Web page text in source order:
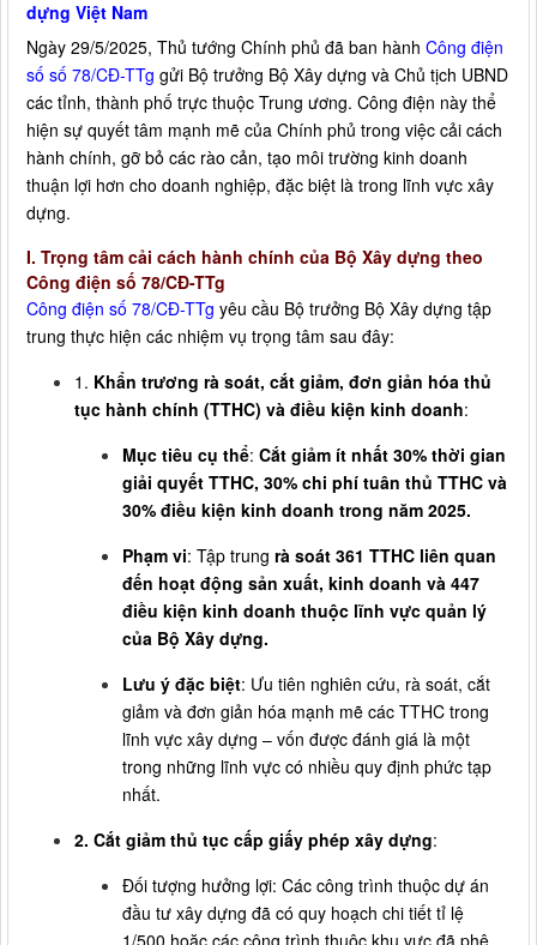
dựng Việt Nam
Ngày 29/5/2025, Thủ tướng Chính phủ đã ban hành Công điện
số số 78/CĐ-TTg gửi Bộ trưởng Bộ Xây dựng và Chủ tịch UBND
các tỉnh, thành phố trực thuộc Trung ương. Công điện này thể
hiện sự quyết tâm mạnh mẽ của Chính phủ trong việc cải cách
hành chính, gỡ bỏ các rào cản, tạo môi trường kinh doanh
thuận lợi hơn cho doanh nghiệp, đặc biệt là trong lĩnh vực xây
dựng.
I. Trọng tâm cải cách hành chính của Bộ Xây dựng theo
Công điện số 78/CĐ-TTg
Công điện số 78/CĐ-TTg yêu cầu Bộ trưởng Bộ Xây dựng tập
trung thực hiện các nhiệm vụ trọng tâm sau đây:
1. Khẩn trương rà soát, cắt giảm, đơn giản hóa thủ
tục hành chính (TTHC) và điều kiện kinh doanh:
Mục tiêu cụ thể: Cắt giảm ít nhất 30% thời gian
giải quyết TTHC, 30% chi phí tuân thủ TTHC và
30% điều kiện kinh doanh trong năm 2025.
Phạm vi: Tập trung rà soát 361 TTHC liên quan
đến hoạt động sản xuất, kinh doanh và 447
điều kiện kinh doanh thuộc lĩnh vực quản lý
của Bộ Xây dựng.
Lưu ý đặc biệt: Ưu tiên nghiên cứu, rà soát, cắt
giảm và đơn giản hóa mạnh mẽ các TTHC trong
lĩnh vực xây dựng – vốn được đánh giá là một
trong những lĩnh vực có nhiều quy định phức tạp
nhất.
2. Cắt giảm thủ tục cấp giấy phép xây dựng:
Đối tượng hưởng lợi: Các công trình thuộc dự án
đầu tư xây dựng đã có quy hoạch chi tiết tỉ lệ
1/500 hoặc các công trình thuộc khu vực đã phê